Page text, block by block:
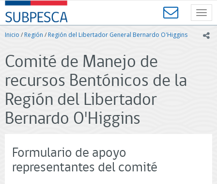
Contenido
principal
SUBPESCA
-
Subsecretaría
Acuicultura
-
de
Chile
Inicio /Región /Región del Libertador General Bernardo O'Higgins
Comité de Manejo de
recursos Bentónicos de la
Región del Libertador
Bernardo O'Higgins
Formulario de apoyo
representantes del comité